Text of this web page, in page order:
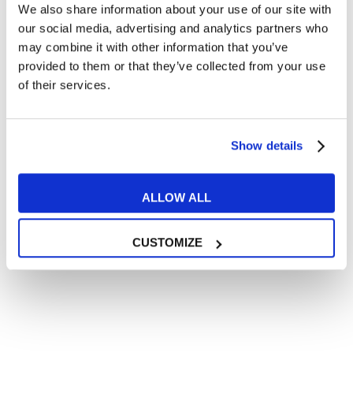
We also share information about your use of our site with
our social media, advertising and analytics partners who
may combine it with other information that you’ve
provided to them or that they’ve collected from your use
of their services.
Show details
ALLOW ALL
CUSTOMIZE
Vocabulaire du jardin en
anglais
28 NOVEMBRE 2024
24